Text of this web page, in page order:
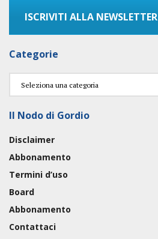
ISCRIVITI ALLA NEWSLETTER
Categorie
Categorie
Il Nodo di Gordio
Disclaimer
Abbonamento
Termini d’uso
Board
Abbonamento
Contattaci